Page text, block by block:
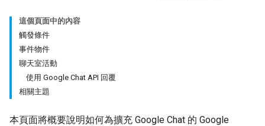
這個頁面中的內容
觸發條件
事件物件
聊天室活動
使用 Google Chat API 回覆
相關主題
本頁面將概要說明如何為擴充 Google Chat 的 Google